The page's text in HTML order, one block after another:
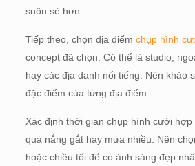
suôn sẻ hơn.
Tiếp theo, chọn địa điểm chụp hình
concept đã chọn. Có thể là studio,
hay các địa danh nổi tiếng. Nên khảo
đặc điểm của từng địa điểm.
Xác định thời gian chụp hình cưới hợp
quá nắng gắt hay mưa nhiều. Nên
hoặc chiều tối để có ánh sáng đẹp